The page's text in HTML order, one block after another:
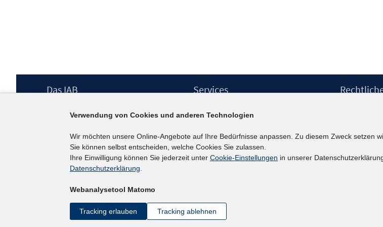
Footer
Das IAB
Berufsforschung (IAB) – unser Leitbild
Institutsleitung
Graduiertenprogramm
Befragungen
Projekte
Services
IAB-Newsletter
Kontakt
Erklärung
Verwendung von Cookies und anderen Technologien
Wir möchten unsere Online-Angebote auf Ihre Bedürfnisse anpassen. Zu diesem Zweck setzen
Sie können selbst entscheiden, welche Cookies Sie zulassen.
Ihre Einwilligung können Sie jederzeit unter Cookie-Einstellungen in unserer
Datenschutzerklärung.
Webanalysetool Matomo
Tracking erlauben Tracking ablehnen